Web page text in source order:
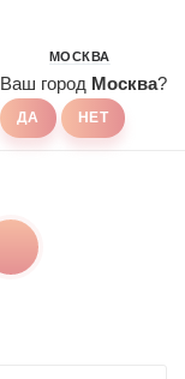
МОСКВА
Ваш город Москва?